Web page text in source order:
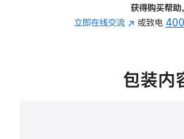
的
获得购买帮助，
立即在线交流 (在
中
或致电
包装内